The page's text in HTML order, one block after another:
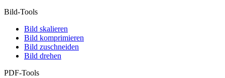
Bild-Tools
Bild skalieren
Bild komprimieren
Bild zuschneiden
Bild drehen
PDF-Tools